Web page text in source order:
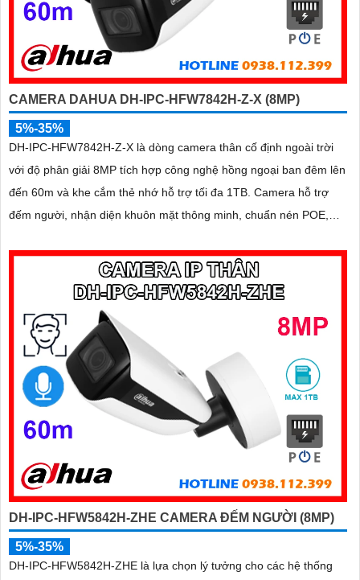
CAMERA DAHUA DH-IPC-HFW7842H-Z-X (8MP)
5%-35%
DH-IPC-HFW7842H-Z-X là dòng camera thân cố định ngoài trời
với độ phân giải 8MP tích hợp công nghệ hồng ngoại ban đêm lên
đến 60m và khe cắm thẻ nhớ hỗ trợ tối đa 1TB. Camera hỗ trợ
đếm người, nhận diện khuôn mặt thông minh, chuẩn nén POE,
sát ngoài trời, hỗ trợ tính năng quản lý chỗ đỗ xe hiệu quả cho các
DH-IPC-HFW5842H-ZHE CAMERA ĐẾM NGƯỜI (8MP)
5%-35%
DH-IPC-HFW5842H-ZHE là lựa chọn lý tưởng cho các hệ thống